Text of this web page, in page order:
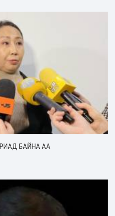
БАЙНА АА